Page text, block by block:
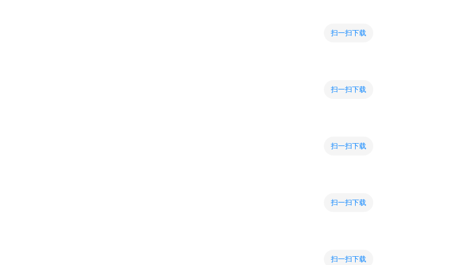
扫一扫下载
扫一扫下载
扫一扫下载
扫一扫下载
扫一扫下载